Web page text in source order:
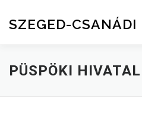
SZEGED-CSANÁDI
PÜSPÖKI HIVATAL